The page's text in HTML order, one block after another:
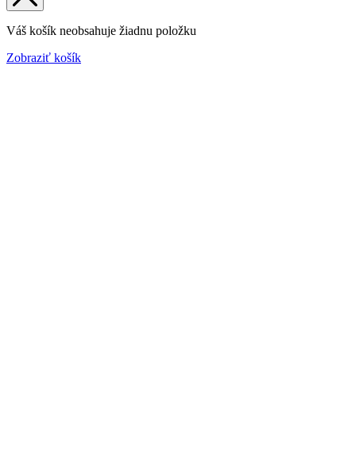
Váš košík neobsahuje žiadnu položku
Zobraziť košík